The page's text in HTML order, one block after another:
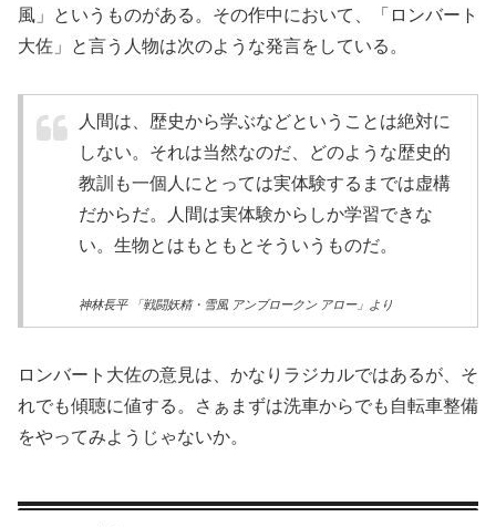
風」というものがある。その作中において、「ロンバート
大佐」と言う人物は次のような発言をしている。
人間は、歴史から学ぶなどということは絶対に
しない。それは当然なのだ、どのような歴史的
教訓も一個人にとっては実体験するまでは虚構
だからだ。人間は実体験からしか学習できな
い。生物とはもともとそういうものだ。
神林長平 「戦闘妖精・雪風 アンブロークン アロー」より
ロンバート大佐の意見は、かなりラジカルではあるが、そ
れでも傾聴に値する。さぁまずは洗車からでも自転車整備
をやってみようじゃないか。